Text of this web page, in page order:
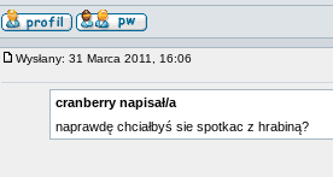
Wysłany: 31 Marca 2011, 16:06
cranberry napisał/a
naprawdę chciałbyś sie spotkac z hrabiną?